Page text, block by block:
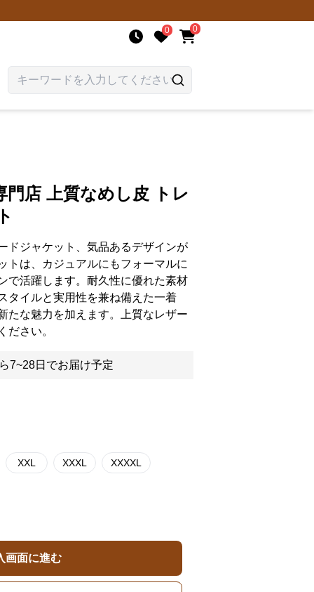
0 0
店 上質なめし皮 トレ
ドジャケット、気品あるデザインが
トは、カジュアルにもフォーマルに
で活躍します。耐久性に優れた素材
タイルと実用性を兼ね備えた一着
たな魅力を加えます。上質なレザー
ださい。
7~28日でお届け予定
XXL XXXL XXXXL
画面に進む